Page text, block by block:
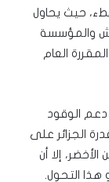
حيث يحاول
والمؤسسة
العام
دعم الوقود
الجزائر على
إلا أن
هذا التحول.